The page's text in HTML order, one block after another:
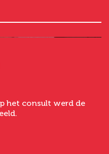
het consult werd de